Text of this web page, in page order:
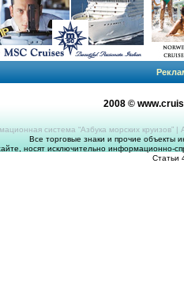
2008 ©
система “Азбука морских круизов” |
Все торговые знаки и прочие объекты
носят исключительно информационно-
Статьи